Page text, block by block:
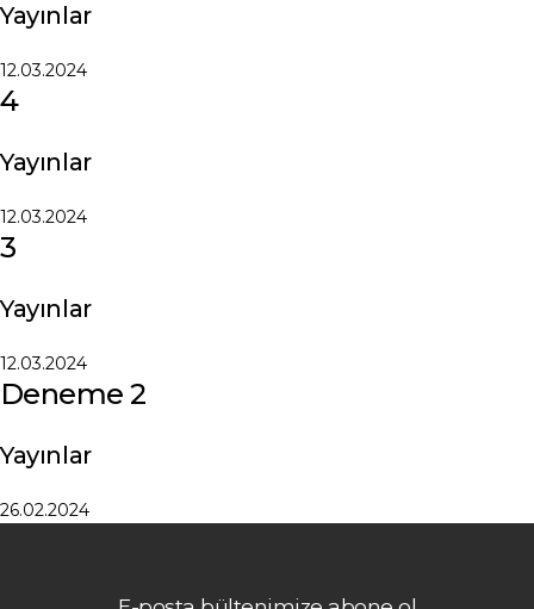
Yayınlar
12.03.2024
4
Yayınlar
12.03.2024
3
Yayınlar
12.03.2024
Deneme 2
Yayınlar
26.02.2024